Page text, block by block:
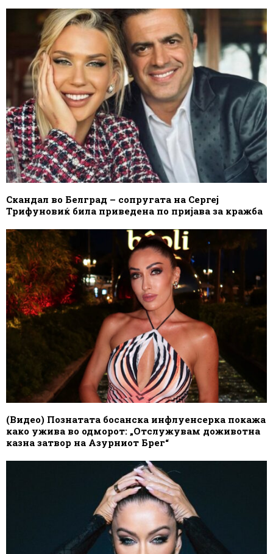
Скандал во Белград – сопругата на Сергеј
Трифуновиќ била приведена по пријава за кражба
(Видео) Познатата босанска инфлуенсерка покажа
како ужива во одморот: „Отслужувам доживотна
казна затвор на Азурниот Брег“